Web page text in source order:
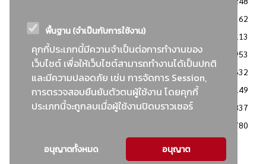
พื้นฐาน (จำเป็นกับการใช้งาน)
คุกกี้ประเภทนี้มีความจำเป็นต่อการทำงานของ
เว็บไซต์ เพื่อให้เว็บไซต์สามารถทำงานได้เป็นปกติ
และมีความปลอดภัย เช่น การจัดการ Session,
การตรวจสอบยืนยันตัวตนผู้ใช้งาน โดยคุกกี้
ประเภทนี้จะถูกลบเมื่อผู้ใช้งานปิดบราวเซอร์
อนุญาตทั้งหมด อนุญาต
2362
: วิธีเฉพาะเจาะจง
2113
ข่าวสาร/ประกาศ
1953
: เอกสารส่งเสริมความโปร่งใสในการจัดซื้อจัดจ้าง
1632
ข่าวสารจัดซื้อจัดจ้าง
1149
: แผนการจัดซื้อจัดจ้าง
837
780